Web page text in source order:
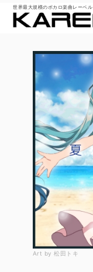
世界最大規模のボカロ楽曲レーベル
Art by 松田トキ